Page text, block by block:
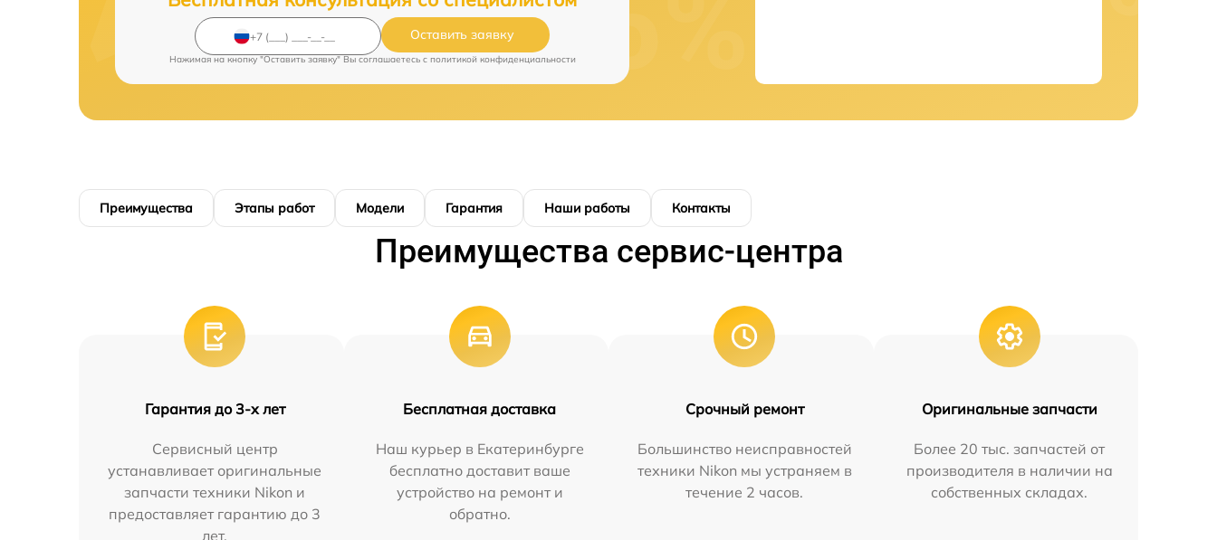
Оставить заявку
Нажимая на кнопку "Оставить заявку" Вы соглашаетесь c политикой конфиденциальности
Преимущества Этапы работ Модели Гарантия Наши работы Контакты
Преимущества сервис-центра
Гарантия до 3-х лет
Сервисный центр
устанавливает оригинальные
запчасти техники Nikon и
предоставляет гарантию до 3
лет.
Бесплатная доставка
Наш курьер в Екатеринбурге
бесплатно доставит ваше
устройство на ремонт и
обратно.
Срочный ремонт
Большинство неисправностей
техники Nikon мы устраняем в
течение 2 часов.
Оригинальные запчасти
Более 20 тыс. запчастей от
производителя в наличии на
собственных складах.